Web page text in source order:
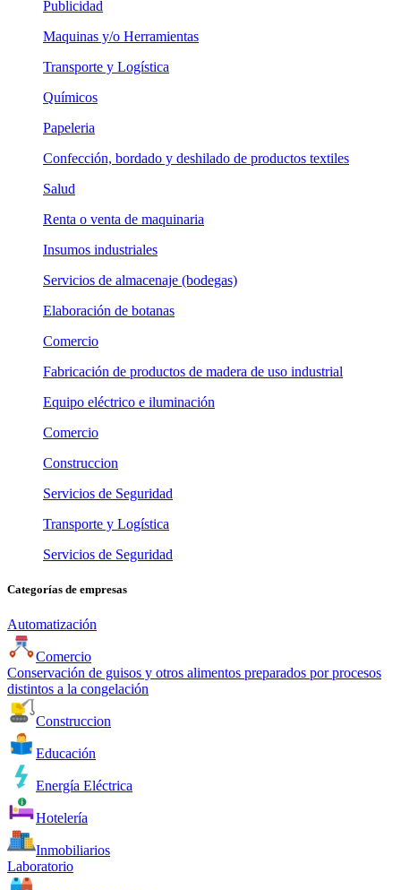
Publicidad
Maquinas y/o Herramientas
Transporte y Logística
Químicos
Papeleria
Confección, bordado y deshilado de productos textiles
Salud
Renta o venta de maquinaria
Insumos industriales
Servicios de almacenaje (bodegas)
Elaboración de botanas
Comercio
Fabricación de productos de madera de uso industrial
Equipo eléctrico e iluminación
Comercio
Construccion
Servicios de Seguridad
Transporte y Logística
Servicios de Seguridad
Categorías de empresas
Automatización
Comercio
Conservación de guisos y otros alimentos preparados por procesos
distintos a la congelación
Construccion
Educación
Energía Eléctrica
Hotelería
Inmobiliarios
Laboratorio